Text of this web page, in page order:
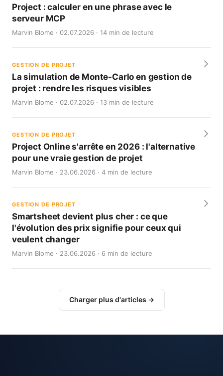
Project : calculer en une phrase avec le
serveur MCP
Marvin Blome · 02.07.2026 · 14 min de lecture
GESTION DE PROJET
La simulation de Monte-Carlo en gestion de
projet : rendre les risques visibles
Marvin Blome · 02.07.2026 · 13 min de lecture
GESTION DE PROJET
Project Online s'arrête en 2026 : l'alternative
pour une vraie gestion de projet
Marvin Blome · 23.06.2026 · 4 min de lecture
GESTION DE PROJET
Smartsheet devient plus cher : ce que
l'évolution des prix signifie pour ceux qui
veulent changer
Marvin Blome · 23.06.2026 · 6 min de lecture
Charger plus d'articles →